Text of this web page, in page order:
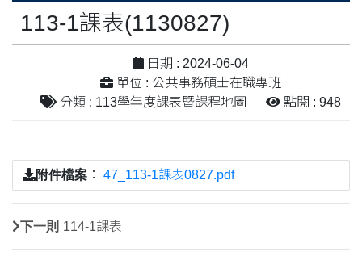
113-1課表(1130827)
日期 : 2024-06-04
單位 : 公共事務碩士在職專班
分類 : 113學年度課表暨課程地圖
點閱 : 948
附件檔案 ： 47_113-1課表0827.pdf
下一則 114-1課表